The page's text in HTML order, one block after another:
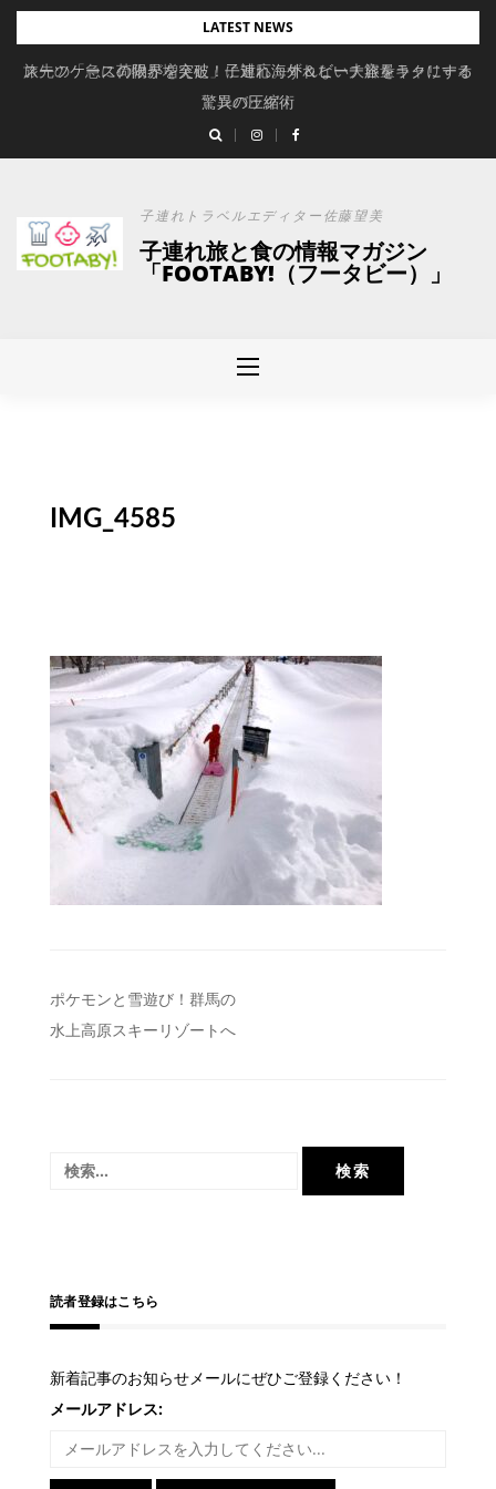
Skip
content
LATEST NEWS
旅先の「急に荷物が増えた」に対応。ずれない大容量キャリーオ
ンバッグ
スーツケースの限界を突破！子連れ海外＆ビーチ旅をラクにする
驚異の圧縮術
子連れトラベルエディター佐藤望美
子連れ旅と食の情報マガジン
「FOOTABY!（フータビー）」
IMG_4585
投
稿
ー
ン
ポケモンと雪遊び！群馬の
水上高原スキーリゾートへ
読者登録はこちら
新着記事のお知らせメールにぜひご登録ください！
メールアドレス: